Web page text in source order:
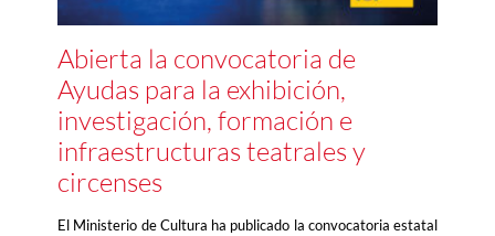
Abierta la convocatoria de
Ayudas para la exhibición,
investigación, formación e
infraestructuras teatrales y
circenses
El Ministerio de Cultura ha publicado la convocatoria estatal